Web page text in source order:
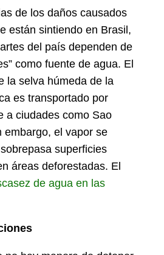
de los daños causados
están sintiendo en Brasil,
del país dependen de
como fuente de agua. El
la selva húmeda de la
es transportado por
a ciudades como Sao
embargo, el vapor se
superficies
áreas deforestadas. El
de agua en las